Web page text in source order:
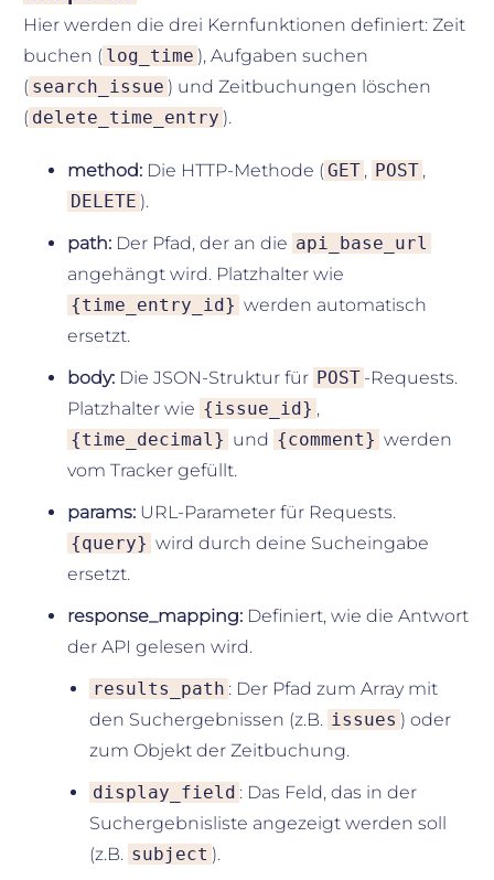
Hier werden die drei Kernfunktionen definiert: Zeit
buchen ( log_time ), Aufgaben suchen
( search_issue ) und Zeitbuchungen löschen
( delete_time_entry ).
method: Die HTTP-Methode (GET , POST ,
DELETE ).
path: Der Pfad, der an die api_base_url
angehängt wird. Platzhalter wie
{time_entry_id} werden automatisch
ersetzt.
body: Die JSON-Struktur für POST -Requests.
Platzhalter wie {issue_id} ,
{time_decimal} und {comment} werden
vom Tracker gefüllt.
params: URL-Parameter für Requests.
{query} wird durch deine Sucheingabe
ersetzt.
response_mapping: Definiert, wie die Antwort
der API gelesen wird.
results_path : Der Pfad zum Array mit
den Suchergebnissen (z.B. issues ) oder
zum Objekt der Zeitbuchung.
display_field : Das Feld, das in der
Suchergebnisliste angezeigt werden soll
(z.B. subject ).